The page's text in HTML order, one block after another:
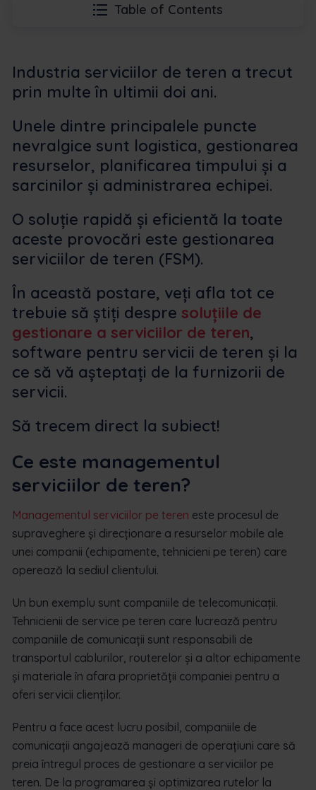
Table of Contents
Industria serviciilor de teren a trecut
prin multe în ultimii doi ani.
Unele dintre principalele puncte
nevralgice sunt logistica, gestionarea
resurselor, planificarea timpului și a
sarcinilor și administrarea echipei.
O soluție rapidă și eficientă la toate
aceste provocări este gestionarea
serviciilor de teren (FSM).
În această postare, veți afla tot ce
trebuie să știți despre soluțiile de
gestionare a serviciilor de teren,
software pentru servicii de teren și la
ce să vă așteptați de la furnizorii de
servicii.
Să trecem direct la subiect!
Ce este managementul
serviciilor de teren?
Managementul serviciilor pe teren este procesul de
supraveghere și direcționare a resurselor mobile ale
unei companii (echipamente, tehnicieni pe teren) care
operează la sediul clientului.
Un bun exemplu sunt companiile de telecomunicații.
Tehnicienii de service pe teren care lucrează pentru
companiile de comunicații sunt responsabili de
transportul cablurilor, routerelor și a altor echipamente
și materiale în afara proprietății companiei pentru a
oferi servicii clienților.
Pentru a face acest lucru posibil, companiile de
comunicații angajează manageri de operațiuni care să
preia întregul proces de gestionare a serviciilor pe
teren. De la programarea și optimizarea rutelor la